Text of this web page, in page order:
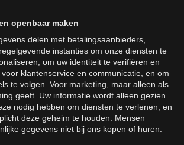
openbaar maken
delen met betalingsaanbieders,
instanties om onze diensten te
om uw identiteit te verifiëren en
klantenservice en communicatie, en om
te volgen. Voor marketing, maar alleen als
geeft. Uw informatie wordt alleen gezien
nodig hebben om diensten te verlenen, en
deze geheim te houden. Mensen
gegevens niet bij ons kopen of huren.